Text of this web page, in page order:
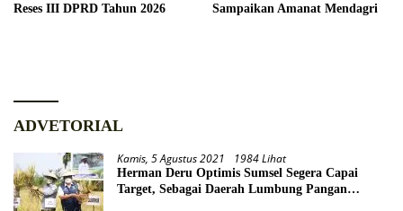
Reses III DPRD Tahun 2026
Sampaikan Amanat Mendagri
ADVETORIAL
Kamis, 5 Agustus 2021 1984 Lihat
Herman Deru Optimis Sumsel Segera Capai
Target, Sebagai Daerah Lumbung Pangan